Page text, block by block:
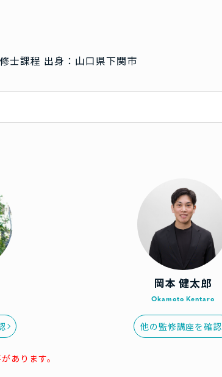
士課程 出身：山口県下関市
岡本 健太郎
Okamoto Kentaro
他の監修講座を確認
あります。